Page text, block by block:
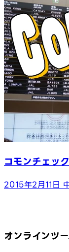
コモンチェッ
2015年2月11日
オンラインツ